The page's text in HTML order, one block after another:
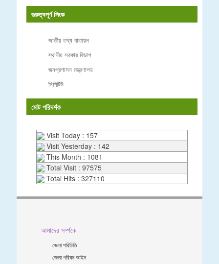
গুরুত্বপূর্ণ লিংক
জাতীয় তথ্য বাতায়ন
স্থানীয় সরকার বিভাগ
জনপ্রশাসন মন্ত্রণালয়
সিপিটিউ
মোট পরিদর্শক
Visit Today : 157
Visit Yesterday : 142
This Month : 1081
Total Visit : 97575
Total Hits : 327110
আমাদের সর্ম্পকে
জেলা পরিচিতি
জেলা পরিষদ আইন